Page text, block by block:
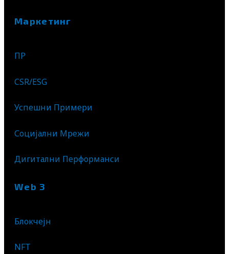
Маркетинг
ПР
CSR/ESG
Успешни Примери
Социјални Мрежи
Дигитални Перформанси
Web 3
Блокчејн
NFT